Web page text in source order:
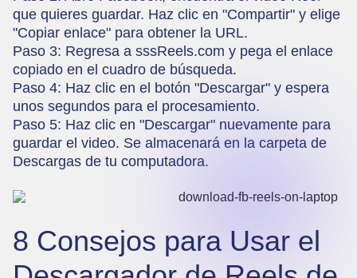
que quieres guardar. Haz clic en "Compartir" y elige
"Copiar enlace" para obtener la URL.
Paso 3: Regresa a sssReels.com y pega el enlace
copiado en el cuadro de búsqueda.
Paso 4: Haz clic en el botón "Descargar" y espera
unos segundos para el procesamiento.
Paso 5: Haz clic en "Descargar" nuevamente para
guardar el video. Se almacenará en la carpeta de
Descargas de tu computadora.
8 Consejos para Usar el